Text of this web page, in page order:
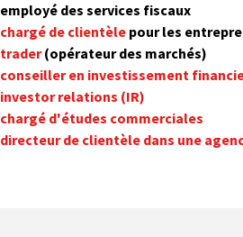
employé des services fiscaux
chargé de clientèle pour les
trader(opérateur des marchés)
conseiller en investissement
investor relations (IR)
chargé d'études commerciales
directeur de clientèle dans une